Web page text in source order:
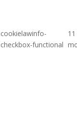
cookielawinfo-
checkbox-functional
11